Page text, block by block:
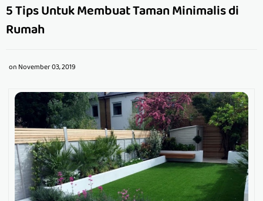
5 Tips Untuk Membuat Taman Minimalis di
Rumah
onNovember 03, 2019